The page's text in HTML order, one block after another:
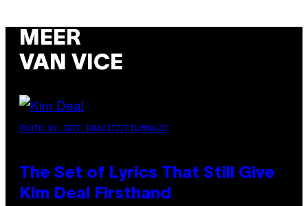
MEER
VAN VICE
PHOTO BY JEFF KRAVITZ/FILMMAGIC
The Set of Lyrics That Still Give
Kim Deal Firsthand